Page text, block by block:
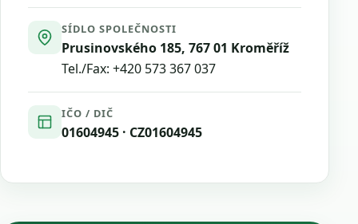
SÍDLO SPOLEČNOSTI
Prusinovského 185, 767 01 Kroměříž
Tel./Fax: +420 573 367 037
IČO / DIČ
01604945 · CZ01604945